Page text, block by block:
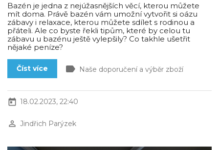
Bazén je jedna z nejúžasnějších věcí, kterou můžete
mít doma. Právě bazén vám umožní vytvořit si oázu
zábavy i relaxace, kterou můžete sdílet s rodinou a
přáteli. Ale co byste řekli tipům, které by celou tu
zábavu u bazénu ještě vylepšily? Co takhle ušetřit
nějaké peníze?
Číst více label Naše doporučení a výběr zboží
today 18.02.2023, 22:40
perm_identity Jindřich Parýzek